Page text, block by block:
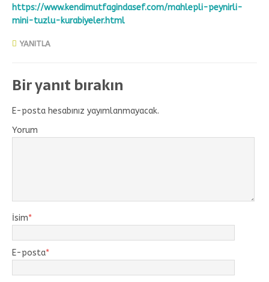
https://www.kendimutfagindasef.com/mahlepli-peynirli-
mini-tuzlu-kurabiyeler.html
YANITLA
Bir yanıt bırakın
E-posta hesabınız yayımlanmayacak.
Yorum
İsim*
E-posta*